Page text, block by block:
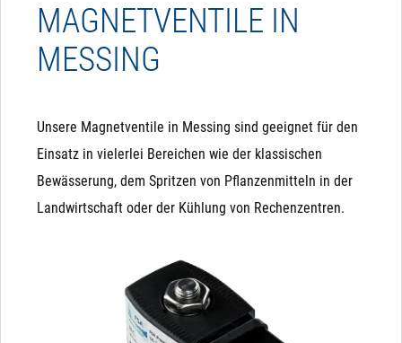
MAGNETVENTILE IN
MESSING
Unsere Magnetventile in Messing sind geeignet für den
Einsatz in vielerlei Bereichen wie der klassischen
Bewässerung, dem Spritzen von Pflanzenmitteln in der
Landwirtschaft oder der Kühlung von Rechenzentren.